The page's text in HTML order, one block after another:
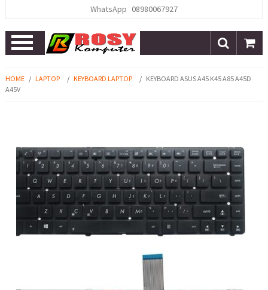
WhatsApp 08980067927
Open
Menu
HOME / LAPTOP / KEYBOARD LAPTOP / KEYBOARD ASUS A45 K45 A85 A45D
A45V